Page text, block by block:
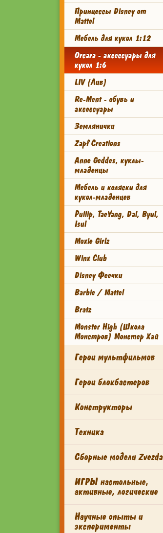
Принцессы Disney от
Mattel
Мебель для кукол 1:12
Orcara - аксессуары для
кукол 1:6
LIV (Лив)
Re-Ment - обувь и
аксессуары
Землянички
Zapf Creations
Anne Geddes, куклы-
младенцы
Мебель и коляски для
кукол-младенцев
Pullip, TaeYang, Dal, Byul,
Isul
Moxie Girlz
Winx Club
Disney Феечки
Barbie / Mattel
Bratz
Monster High (Школа
Монстров) Монстер Хай
Герои мультфильмов
Герои блокбастеров
Конструкторы
Техника
Сборные модели Zvezda
ИГРЫ настольные,
активные, логические
Научные опыты и
эксперименты